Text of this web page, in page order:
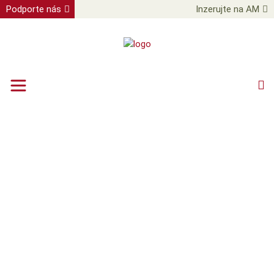
Podporte nás Inzerujte na AM